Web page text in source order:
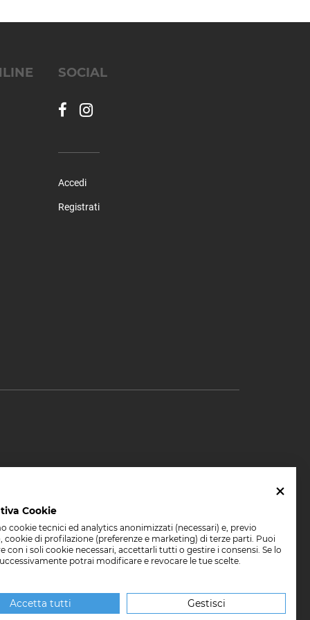
SOCIAL
Accedi
Registrati
Padova Psicologo Palermo
Psicologo Roma
Cookie
cookie tecnici ed analytics anonimizzati (necessari) e, previo
cookie di profilazione (preferenze e marketing) di terze parti. Puoi
con i soli cookie necessari, accettarli tutti o gestire i consensi. Se lo
potrai modificare e revocare le tue scelte.
Accetta tutti Gestisci